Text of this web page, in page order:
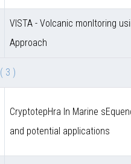
VISTA - Volcanic monItoring
Approach
( 3 )
CryptotepHra In Marine
and potential applications